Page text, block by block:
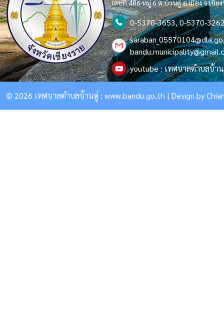
เลขที่ 486 หมู่ 6 ต.บ้านดู่ อ.เมือง จ.เชีย
0-5370-3653, 0-5370-
youtube : เทศบาลตำบลบ้า
© 2026 เทศบาลตำบลบ้านดู่ : www.bandu.go.th | Design by